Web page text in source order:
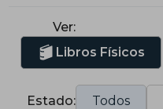
Ver:
Libros Físicos
Estado: Todos